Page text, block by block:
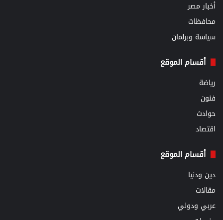
أخبار مصر
محافظات
سياسة وبرلمان
أقسام الموقع
رياضة
فنون
حوادث
اقتصاد
أقسام الموقع
دين ودنيا
مقالات
عربي ودولي